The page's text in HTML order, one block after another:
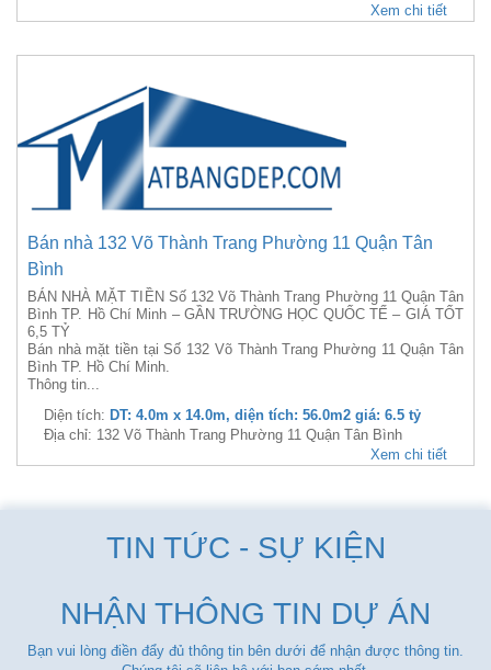
Xem chi tiết
Bán nhà 132 Võ Thành Trang Phường 11 Quận Tân
Bình
BÁN NHÀ MẶT TIỀN Số 132 Võ Thành Trang Phường 11 Quận Tân
Bình TP. Hồ Chí Minh – GẦN TRƯỜNG HỌC QUỐC TẾ – GIÁ TỐT
6,5 TỶ
Bán nhà mặt tiền tại Số 132 Võ Thành Trang Phường 11 Quận Tân
Bình TP. Hồ Chí Minh.
Thông tin...
Diện tích: DT: 4.0m x 14.0m, diện tích: 56.0m2 giá: 6.5 tỷ
Địa chỉ: 132 Võ Thành Trang Phường 11 Quận Tân Bình
Xem chi tiết
TIN TỨC - SỰ KIỆN
NHẬN THÔNG TIN DỰ ÁN
Bạn vui lòng điền đẩy đủ thông tin bên dưới để nhận được thông tin.